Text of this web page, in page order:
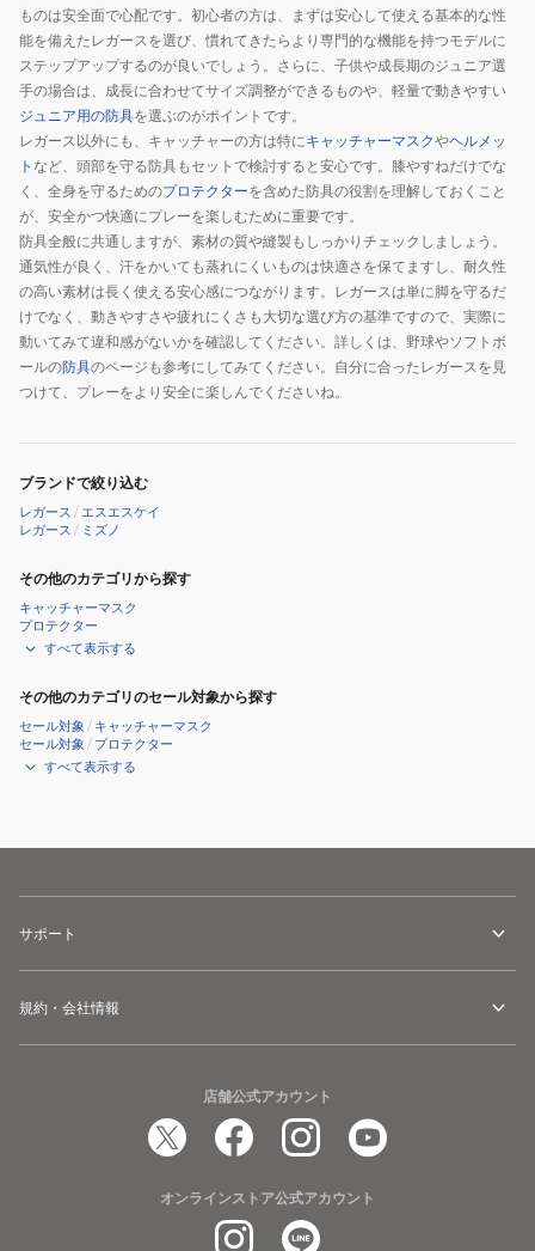
ものは安全面で心配です。初心者の方は、まずは安心して使える基本的な性
能を備えたレガースを選び、慣れてきたらより専門的な機能を持つモデルに
ステップアップするのが良いでしょう。さらに、子供や成長期のジュニア選
手の場合は、成長に合わせてサイズ調整ができるものや、軽量で動きやすい
ジュニア用の防具を選ぶのがポイントです。
レガース以外にも、キャッチャーの方は特にキャッチャーマスクやヘルメッ
ト など、頭部を守る防具もセットで検討すると安心です。膝やすねだけでな
く、全身を守るためのプロテクターを含めた防具の役割を理解しておくこと
が、安全かつ快適にプレーを楽しむために重要です。
防具全般に共通しますが、素材の質や縫製もしっかりチェックしましょう。
通気性が良く、汗をかいても蒸れにくいものは快適さを保てますし、耐久性
の高い素材は長く使える安心感につながります。レガースは単に脚を守るだ
けでなく、動きやすさや疲れにくさも大切な選び方の基準ですので、実際に
動いてみて違和感がないかを確認してください。詳しくは、野球やソフトボ
ールの防具のページも参考にしてみてください。自分に合ったレガースを見
つけて、プレーをより安全に楽しんでくださいね。
ブランドで絞り込む
レガース /エスエスケイ
レガース / ミズノ
その他のカテゴリから探す
キャッチャーマスク
プロテクター
すべて表示する
その他のカテゴリのセール対象から探す
セール対象 / キャッチャーマスク
セール対象 / プロテクター
すべて表示する
サポート
規約・会社情報
店舗公式アカウント
オンラインストア公式アカウント